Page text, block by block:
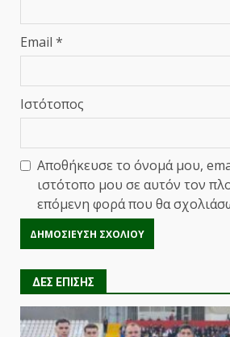
Email *
Ιστότοπος
Αποθήκευσε το όνομά μου,
ιστότοπο μου σε αυτόν τον
επόμενη φορά που θα
ΔΕΣ ΕΠΙΣΗΣ